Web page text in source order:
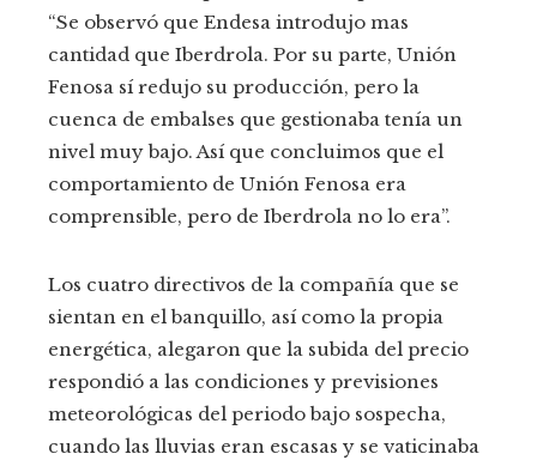
“Se observó que Endesa introdujo mas
cantidad que Iberdrola. Por su parte, Unión
Fenosa sí redujo su producción, pero la
cuenca de embalses que gestionaba tenía un
nivel muy bajo. Así que concluimos que el
comportamiento de Unión Fenosa era
comprensible, pero de Iberdrola no lo era”.
Los cuatro directivos de la compañía que se
sientan en el banquillo, así como la propia
energética, alegaron que la subida del precio
respondió a las condiciones y previsiones
meteorológicas del periodo bajo sospecha,
cuando las lluvias eran escasas y se vaticinaba